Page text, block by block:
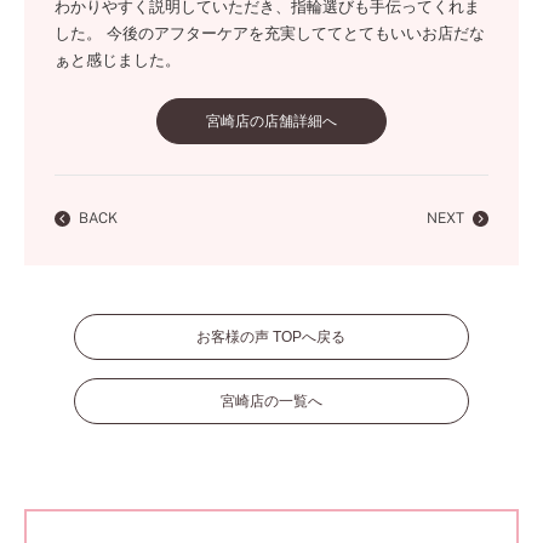
わかりやすく説明していただき、指輪選びも手伝ってくれま
した。 今後のアフターケアを充実しててとてもいいお店だな
ぁと感じました。
宮崎店の店舗詳細へ
BACK NEXT
お客様の声 TOPへ戻る
宮崎店の一覧へ